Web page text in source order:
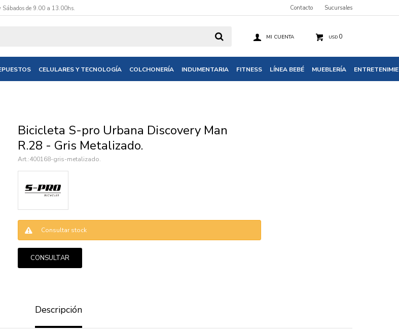
CELULARES Y TECNOLOGÍA COLCHONERÍA INDUMENTARIA FITNESS LÍNEA BEBÉ MUEBLERÍA
USD 0
de 9.00 a 13.00hs. Contacto Sucursales
Bicicleta S-pro Urbana Discovery Man
R.28 - Gris Metalizado.
400168-gris-metalizado.
Consultar stock
CONSULTAR
Descripción
cuando tengamos stock disponible.
ENVIAR